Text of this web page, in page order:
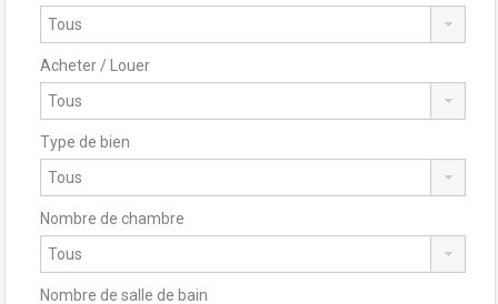
Acheter / Louer
Type de bien
Nombre de chambre
Nombre de salle de bain